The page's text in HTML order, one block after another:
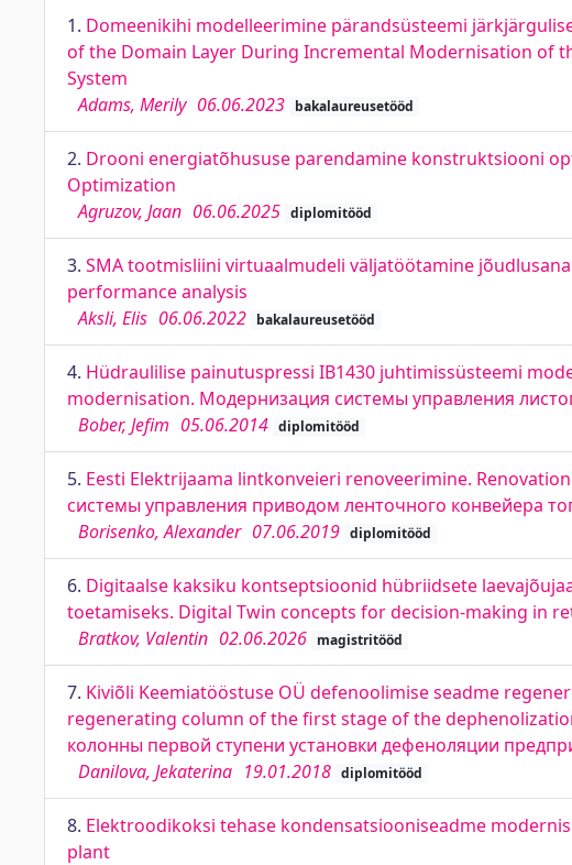
1. Domeenikihi modelleerimine pärandsüsteemi
of the Domain Layer During Incremental Modernisation of
System
Adams, Merily 06.06.2023 bakalaureusetööd
2. Drooni energiatõhususe parendamine konstruktsiooni
Optimization
Agruzov, Jaan 06.06.2025 diplomitööd
3. SMA tootmisliini virtuaalmudeli väljatöötamine
performance analysis
Aksli, Elis 06.06.2022 bakalaureusetööd
4. Hüdraulilise painutuspressi IB1430 juhtimissüsteemi
modernisation. Модернизация системы управления
Bober, Jefim 05.06.2014 diplomitööd
5. Eesti Elektrijaama lintkonveieri renoveerimine.
системы управления приводом ленточного конвейера
Borisenko, Alexander 07.06.2019 diplomitööd
6. Digitaalse kaksiku kontseptsioonid hübriidsete
toetamiseks. Digital Twin concepts for decision-making in
Bratkov, Valentin 02.06.2026 magistritööd
7. Kiviõli Keemiatööstuse OÜ defenoolimise seadme
regenerating column of the first stage of the
колонны первой ступени установки дефеноляции
Danilova, Jekaterina 19.01.2018 diplomitööd
8. Elektroodikoksi tehase kondensatsiooniseadme
plant